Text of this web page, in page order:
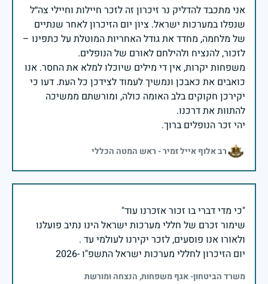
אני מתכבד להדליק נר זיכרון זה לזכר חיילות וחיילי צה״ל
שנפלו במערכות ישראל. ציון יום הזיכרון לאחר שנתיים
של מלחמה, מחדד את גודל האחריות המוטלת על כתפינו –
משפחות יקרות, אין די מילים שיוכלו למלא את החסר. אנו
כואבים את כאבכן ונמשיך לעמוד לצידכן כל העת. דעו כי
יקירכן חקוקים בלב האומה כולה, ומורשתם ממשיכה
יהי זכר הנופלים ברוך.
רב אלוף אייל זמיר - ראש המטה הכללי
שימור זכרם של חללי מערכות ישראל הינו נתיב פועלנו
יום הזיכרון לחללי מערכות ישראל התשפ"ו -2026
משרד הביטחון- אגף משפחות, הנצחה ומורשת